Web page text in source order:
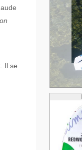
Il se